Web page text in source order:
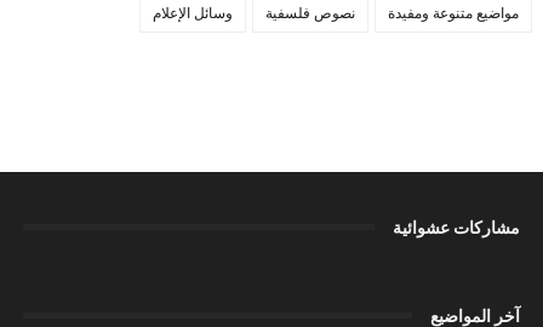
مواضيع متنوعة ومفيدة نصوص فلسفية وسائل الإعلام
مشاركات عشوائية
آخر المواضيع